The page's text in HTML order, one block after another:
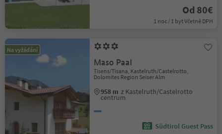
Od 80€
1 noc / 1 byt Včetně DPH
Na vyžádání
Maso Paal
Tisens/Tisana, Kastelruth/Castelrotto,
Dolomites Region Seiser Alm
958 m z Kastelruth/Castelrotto
centrum
Südtirol Guest Pass